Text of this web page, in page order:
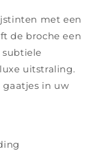
met een
de broche een
subtiele
uitstraling.
gaatjes in uw